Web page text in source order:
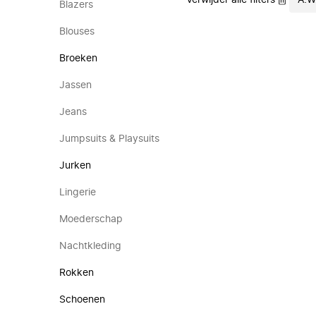
Blazers
Blouses
Broeken
Jassen
Jeans
Jumpsuits & Playsuits
Jurken
Lingerie
Moederschap
Nachtkleding
Rokken
Schoenen